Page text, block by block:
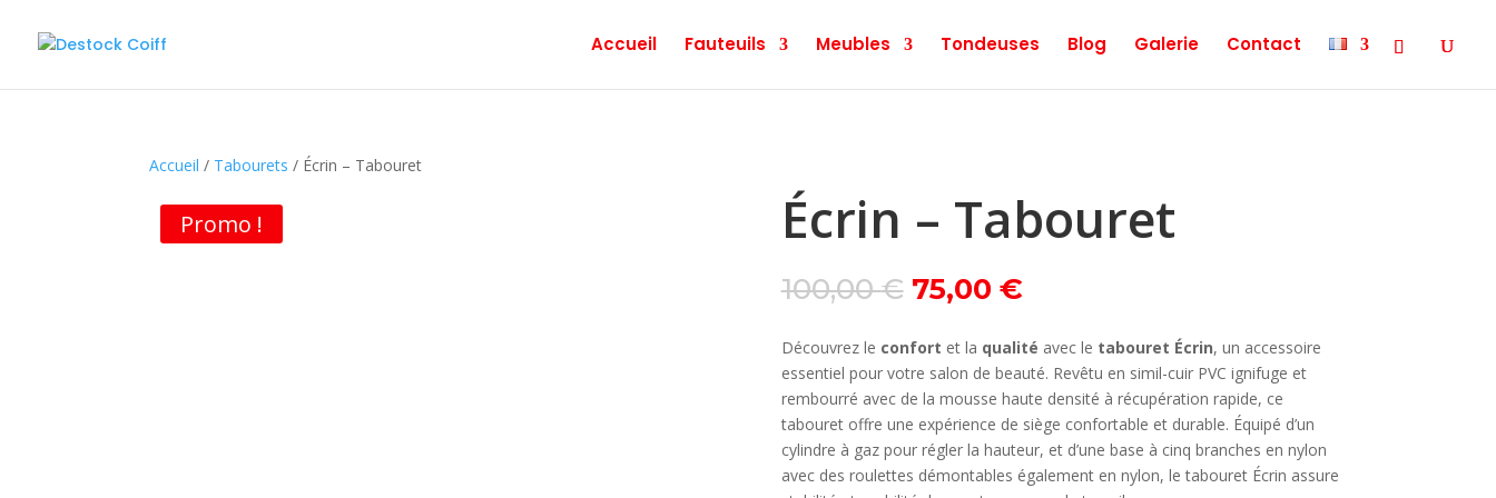
Accueil Fauteuils Meubles Tondeuses Blog Galerie Contact
Accueil / Tabourets / Écrin – Tabouret
Promo ! Écrin – Tabouret
100,00€ Le
prix
initial
était :
100,00 €.
75,00 €Le
actuel
est :
75,00 €.
Découvrez le confort et la qualité avec le tabouret Écrin, un accessoire
essentiel pour votre salon de beauté. Revêtu en simil-cuir PVC ignifuge et
rembourré avec de la mousse haute densité à récupération rapide, ce
tabouret offre une expérience de siège confortable et durable. Équipé d’un
cylindre à gaz pour régler la hauteur, et d’une base à cinq branches en nylon
avec des roulettes démontables également en nylon, le tabouret Écrin assure